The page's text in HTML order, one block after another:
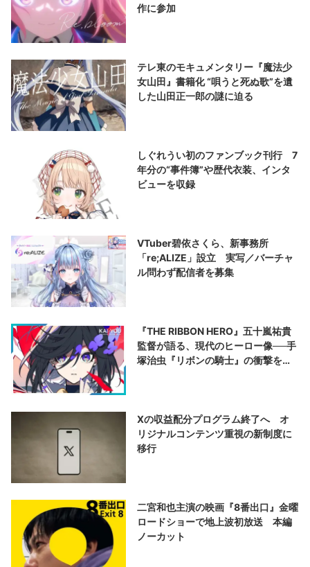
作に参加
テレ東のモキュメンタリー『魔法少
女山田』書籍化 “唄うと死ぬ歌”を遺
した山田正一郎の謎に迫る
しぐれうい初のファンブック刊行 7
年分の“事件簿”や歴代衣装、インタ
ビューを収録
VTuber碧依さくら、新事務所
「re;ALIZE」設立 実写／バーチャ
ル問わず配信者を募集
『THE RIBBON HERO』五十嵐祐貴
監督が語る、現代のヒーロー像──手
塚治虫『リボンの騎士』の衝撃を再
Xの収益配分プログラム終了へ オ
リジナルコンテンツ重視の新制度に
移行
二宮和也主演の映画『8番出口』金曜
ロードショーで地上波初放送 本編
ノーカット